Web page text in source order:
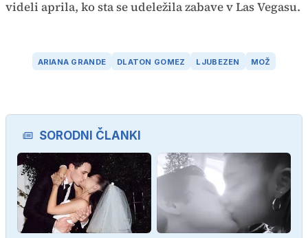
videli aprila, ko sta se udeležila zabave v Las Vegasu.
ARIANA GRANDE DLATON GOMEZ LJUBEZEN MOŽ
SORODNI ČLANKI